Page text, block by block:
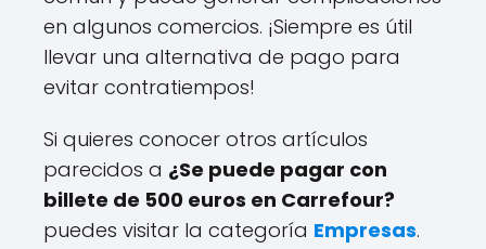
en algunos comercios. ¡Siempre es útil
llevar una alternativa de pago para
evitar contratiempos!
Si quieres conocer otros artículos
parecidos a ¿Se puede pagar con
billete de 500 euros en Carrefour?
puedes visitar la categoría Empresas.